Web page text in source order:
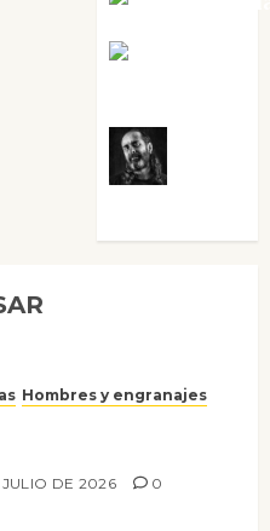
Hombres y engranajes
DE 2026 0